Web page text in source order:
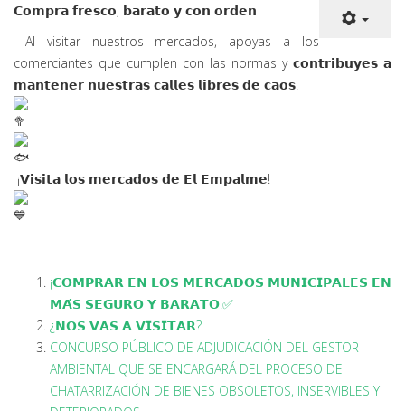
𝗖𝗼𝗺𝗽𝗿𝗮 𝗳𝗿𝗲𝘀𝗰𝗼, 𝗯𝗮𝗿𝗮𝘁𝗼 𝘆 𝗰𝗼𝗻 𝗼𝗿𝗱𝗲𝗻
Al visitar nuestros mercados, apoyas a los
comerciantes que cumplen con las normas y 𝗰𝗼𝗻𝘁𝗿𝗶𝗯𝘂𝘆𝗲𝘀 𝗮
𝗺𝗮𝗻𝘁𝗲𝗻𝗲𝗿 𝗻𝘂𝗲𝘀𝘁𝗿𝗮𝘀 𝗰𝗮𝗹𝗹𝗲𝘀 𝗹𝗶𝗯𝗿𝗲𝘀 𝗱𝗲 𝗰𝗮𝗼𝘀.
¡𝗩𝗶𝘀𝗶𝘁𝗮 𝗹𝗼𝘀 𝗺𝗲𝗿𝗰𝗮𝗱𝗼𝘀 𝗱𝗲 𝗘𝗹 𝗘𝗺𝗽𝗮𝗹𝗺𝗲!
¡𝗖𝗢𝗠𝗣𝗥𝗔𝗥 𝗘𝗡 𝗟𝗢𝗦 𝗠𝗘𝗥𝗖𝗔𝗗𝗢𝗦 𝗠𝗨𝗡𝗜𝗖𝗜𝗣𝗔𝗟𝗘𝗦 𝗘𝗡
𝗠𝗔́𝗦 𝗦𝗘𝗚𝗨𝗥𝗢 𝗬 𝗕𝗔𝗥𝗔𝗧𝗢!✅
¿𝗡𝗢𝗦 𝗩𝗔𝗦 𝗔 𝗩𝗜𝗦𝗜𝗧𝗔𝗥?
CONCURSO PÚBLICO DE ADJUDICACIÓN DEL GESTOR
AMBIENTAL QUE SE ENCARGARÁ DEL PROCESO DE
CHATARRIZACIÓN DE BIENES OBSOLETOS, INSERVIBLES Y